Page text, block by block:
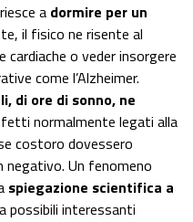
a dormire per un
il fisico ne risente al
o veder insorgere
come l’Alzheimer.
di ore di sonno, ne
normalmente legati alla
costoro dovessero
negativo. Un fenomeno
spiegazione scientifica a
possibili interessanti